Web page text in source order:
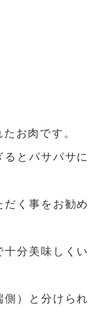
お肉です。
とパサパサ
く事をお勧め
分美味しく
）と分けら